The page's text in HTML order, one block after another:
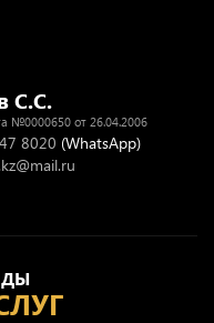
С.С.
№0000650 от 26.04.2006
8020 (WhatsApp)